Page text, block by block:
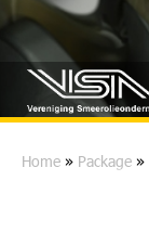
Home » Package »